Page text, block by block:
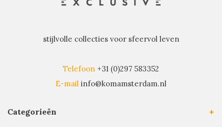
stijlvolle collecties voor sfeervol leven
Telefoon +31 (0)297 583352
E-mail info@komamsterdam.nl
Categorieën